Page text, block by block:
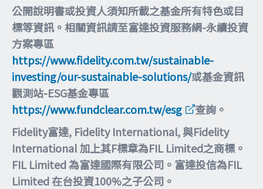
公開說明書或投資人須知所載之基金所有特色或目
標等資訊。相關資訊請至富達投資服務網-永續投資
方案專區
https://www.fidelity.com.tw/sustainable-
investing/our-sustainable-solutions/或基金資訊
觀測站-ESG基金專區
https://www.fundclear.com.tw/esg
查詢。
Fidelity富達, Fidelity International, 與Fidelity
International 加上其F標章為FIL Limited之商標。
FIL Limited 為富達國際有限公司。富達投信為FIL
Limited 在台投資100%之子公司。